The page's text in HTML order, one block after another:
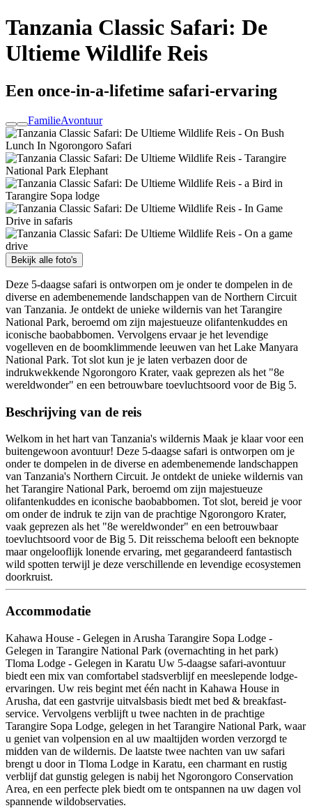
Tanzania Classic Safari: De
Ultieme Wildlife Reis
Een once-in-a-lifetime safari-ervaring
FamilieAvontuur
Bekijk alle foto's
Deze 5-daagse safari is ontworpen om je onder te dompelen in de
diverse en adembenemende landschappen van de Northern Circuit
van Tanzania. Je ontdekt de unieke wildernis van het Tarangire
National Park, beroemd om zijn majestueuze olifantenkuddes en
iconische baobabbomen. Vervolgens ervaar je het levendige
vogelleven en de boomklimmende leeuwen van het Lake Manyara
National Park. Tot slot kun je je laten verbazen door de
indrukwekkende Ngorongoro Krater, vaak geprezen als het "8e
wereldwonder" en een betrouwbare toevluchtsoord voor de Big 5.
Beschrijving van de reis
Welkom in het hart van Tanzania's wildernis Maak je klaar voor een
buitengewoon avontuur! Deze 5-daagse safari is ontworpen om je
onder te dompelen in de diverse en adembenemende landschappen
van Tanzania's Northern Circuit. Je ontdekt de unieke wildernis van
het Tarangire National Park, beroemd om zijn majestueuze
olifantenkuddes en iconische baobabbomen. Tot slot, bereid je voor
om onder de indruk te zijn van de prachtige Ngorongoro Krater,
vaak geprezen als het "8e wereldwonder" en een betrouwbaar
toevluchtsoord voor de Big 5. Dit reisschema belooft een beknopte
maar ongelooflijk lonende ervaring, met gegarandeerd fantastisch
wild spotten terwijl je deze verschillende en levendige ecosystemen
doorkruist.
Accommodatie
Kahawa House - Gelegen in Arusha Tarangire Sopa Lodge -
Gelegen in Tarangire National Park (overnachting in het park)
Tloma Lodge - Gelegen in Karatu Uw 5-daagse safari-avontuur
biedt een mix van comfortabel stadsverblijf en meeslepende lodge-
ervaringen. Uw reis begint met één nacht in Kahawa House in
Arusha, dat een gastvrije uitvalsbasis biedt met bed & breakfast-
service. Vervolgens verblijft u twee nachten in de prachtige
Tarangire Sopa Lodge, gelegen in het Tarangire National Park, waar
u geniet van volpension en al uw maaltijden worden verzorgd te
midden van de wildernis. De laatste twee nachten van uw safari
brengt u door in Tloma Lodge in Karatu, een charmant en rustig
verblijf dat gunstig gelegen is nabij het Ngorongoro Conservation
Area, en een perfecte plek biedt om te ontspannen na uw dagen vol
spannende wildobservaties.